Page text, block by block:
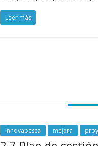
Leer más
innovapesca mejora